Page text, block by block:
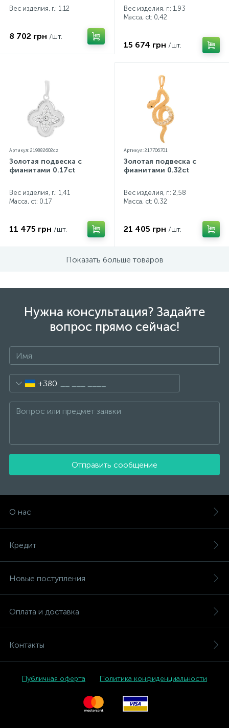
Вес изделия, г.: 1,12
8 702 грн /шт.
Вес изделия, г.: 1,93
Масса, ct: 0,42
15 674 грн /шт.
Артикул: 219882602cz
Золотая подвеска с
фианитами 0.17ct
Вес изделия, г.: 1,41
Масса, ct: 0,17
11 475 грн /шт.
Артикул: 217706701
Золотая подвеска с
фианитами 0.32ct
Вес изделия, г.: 2,58
Масса, ct: 0,32
21 405 грн /шт.
Показать больше товаров
Нужна консультация? Задайте
вопрос прямо сейчас!
+380
Отправить сообщение
О нас
Кредит
Новые поступления
Оплата и доставка
Контакты
Публичная оферта Политика конфиденциальности